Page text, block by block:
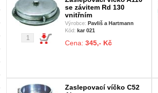
se závitem Rd 130
vnitřním
Výrobce: Pavliš a Hartmann
Kód: kar 021
Cena: 345,- Kč
Zaslepovací víčko C52